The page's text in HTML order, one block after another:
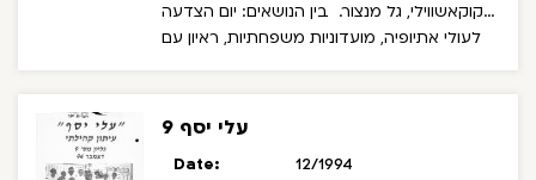
קוקאשווילי, גל מנצור. בין הנושאים: יום הצדעה
לעולי אתיופיה, מועדוניות משפחתיות, ראיון עם
עלי יסף 9
Date:
12/1994